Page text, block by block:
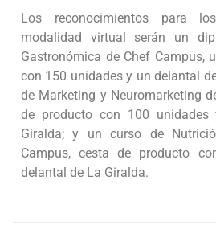
Los reconocimientos para
modalidad virtual serán un
Gastronómica de Chef Campus,
con 150 unidades y un delantal
de Marketing y Neuromarketing
de producto con 100
Giralda; y un curso de
Campus, cesta de producto
delantal de La Giralda.